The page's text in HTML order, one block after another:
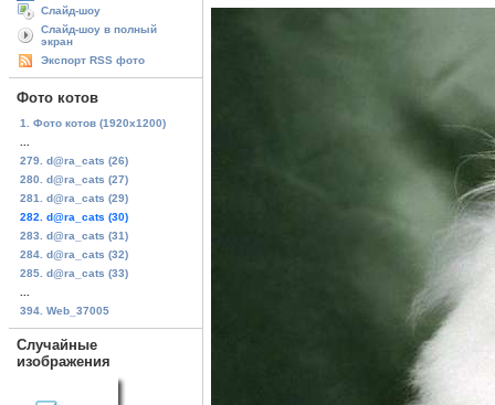
Слайд-шоу
Слайд-шоу в полный
экран
Экспорт RSS фото
Фото котов
1. Фото котов (1920х1200)
279. d@ra_cats (26)
280. d@ra_cats (27)
281. d@ra_cats (29)
282. d@ra_cats (30)
283. d@ra_cats (31)
284. d@ra_cats (32)
285. d@ra_cats (33)
394. Web_37005
Случайные
изображения